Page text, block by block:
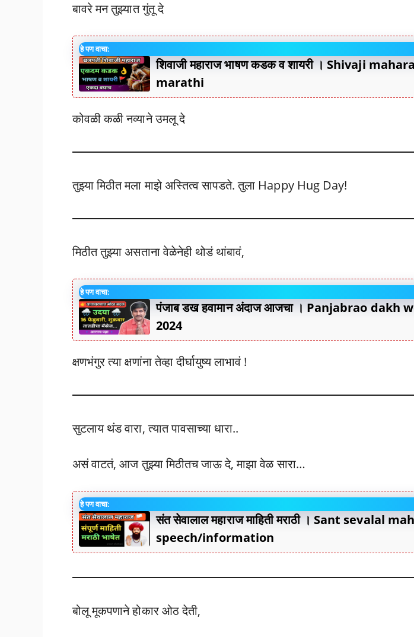
बावरे मन तुझ्यात गुंतू दे
हे पण वाचा:
शिवाजी महाराज भाषण कडक व शायरी । Shivaji
marathi
कोवळी कळी नव्याने उमलू दे
तुझ्या मिठीत मला माझे अस्तित्व सापडते. तुला Happy Hug Day!
मिठीत तुझ्या असताना वेळेनेही थोडं थांबावं,
हे पण वाचा:
पंजाब डख हवामान अंदाज आजचा । Panjabrao dakh
2024
क्षणभंगुर त्या क्षणांना तेव्हा दीर्घायुष्य लाभावं !
सुटलाय थंड वारा, त्यात पावसाच्या धारा..
असं वाटतं, आज तुझ्या मिठीतच जाऊ दे, माझा वेळ सारा…
हे पण वाचा:
संत सेवालाल महाराज माहिती मराठी । Sant sevalal
speech/information
बोलू मूकपणाने होकार ओठ देती,